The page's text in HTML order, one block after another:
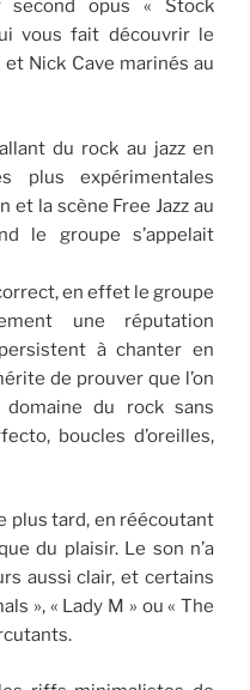
second opus « Stock
vous fait découvrir le
Nick Cave marinés au
du rock au jazz en
plus expérimentales
et la scène Free Jazz au
le groupe s’appelait
en effet le groupe
une réputation
à chanter en
de prouver que l’on
du rock sans
boucles d’oreilles,
plus tard, en réécoutant
du plaisir. Le son n’a
aussi clair, et certains
», « Lady M » ou « The